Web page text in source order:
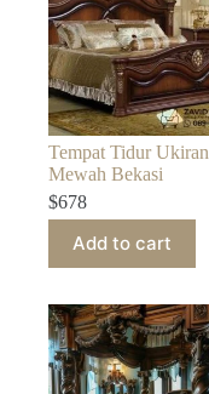
Tempat Tidur Ukiran
Mewah Bekasi
$678
Add to cart